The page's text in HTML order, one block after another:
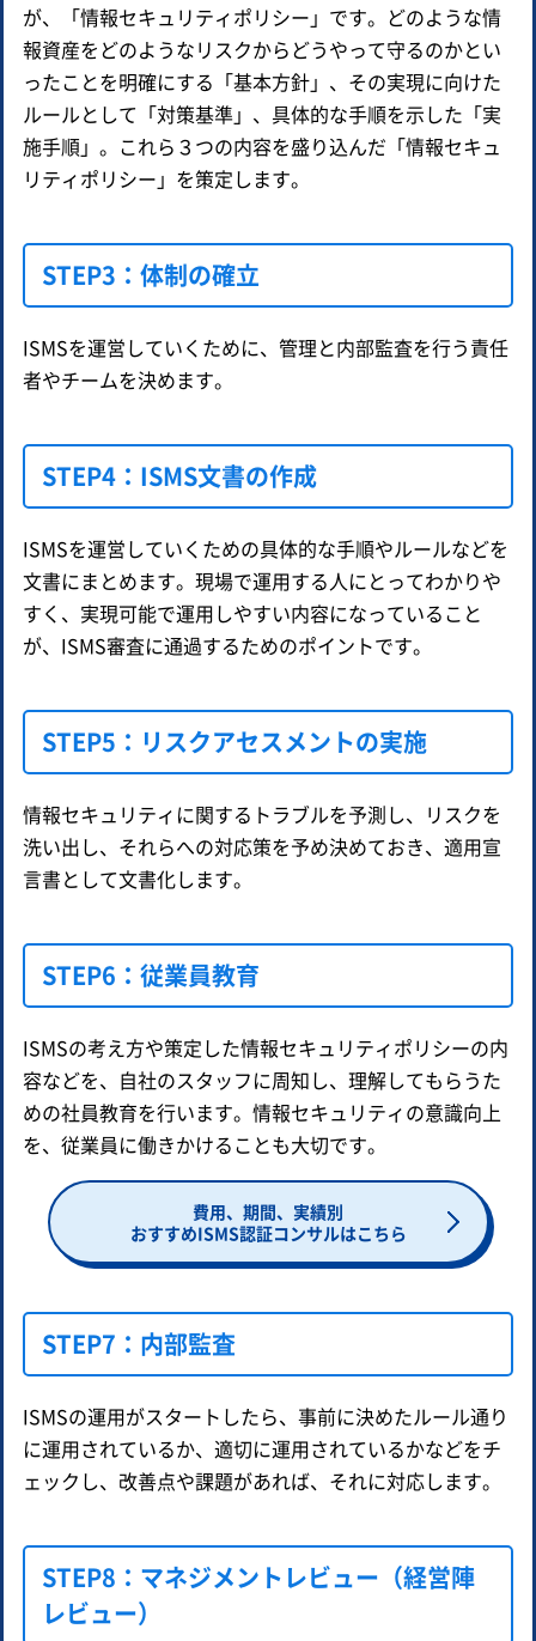
が、「情報セキュリティポリシー」です。どのような情
報資産をどのようなリスクからどうやって守るのかとい
ったことを明確にする「基本方針」、その実現に向けた
ルールとして「対策基準」、具体的な手順を示した「実
施手順」。これら３つの内容を盛り込んだ「情報セキュ
リティポリシー」を策定します。
STEP3：体制の確立
ISMSを運営していくために、管理と内部監査を行う責任
者やチームを決めます。
STEP4：ISMS文書の作成
ISMSを運営していくための具体的な手順やルールなどを
文書にまとめます。現場で運用する人にとってわかりや
すく、実現可能で運用しやすい内容になっていること
が、ISMS審査に通過するためのポイントです。
STEP5：リスクアセスメントの実施
情報セキュリティに関するトラブルを予測し、リスクを
洗い出し、それらへの対応策を予め決めておき、適用宣
言書として文書化します。
STEP6：従業員教育
ISMSの考え方や策定した情報セキュリティポリシーの内
容などを、自社のスタッフに周知し、理解してもらうた
めの社員教育を行います。情報セキュリティの意識向上
を、従業員に働きかけることも大切です。
費用、期間、実績別
おすすめISMS認証コンサルはこちら
STEP7：内部監査
ISMSの運用がスタートしたら、事前に決めたルール通り
に運用されているか、適切に運用されているかなどをチ
ェックし、改善点や課題があれば、それに対応します。
STEP8：マネジメントレビュー（経営陣
レビュー）